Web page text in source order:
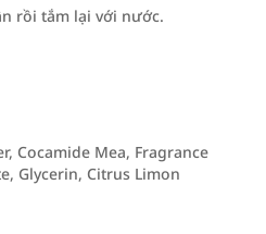
rồi tắm lại với nước.
Cocamide Mea, Fragrance
Glycerin, Citrus Limon